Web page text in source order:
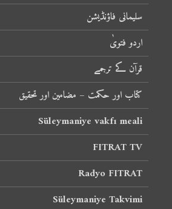
سلیمانی فاؤنڈیشن
اردو فتویٰ
قرآن کے ترجمے
کتاب اور حکمت – مضامین اور تحقیق
Süleymaniye vakfı meali
FITRAT TV
Radyo FITRAT
Süleymaniye Takvimi